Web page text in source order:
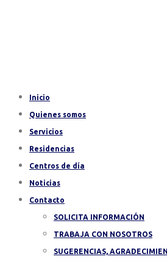
Inicio
Quienes somos
Servicios
Residencias
Centros de día
Noticias
Contacto
SOLICITA INFORMACIÓN
TRABAJA CON NOSOTROS
SUGERENCIAS,